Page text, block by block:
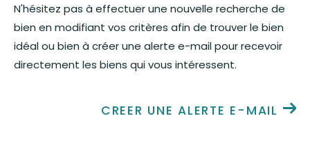
N'hésitez pas à effectuer une nouvelle recherche de
bien en modifiant vos critères afin de trouver le bien
idéal ou bien à créer une alerte e-mail pour recevoir
directement les biens qui vous intéressent.
CREER UNE ALERTE E-MAIL
Surface
Surface